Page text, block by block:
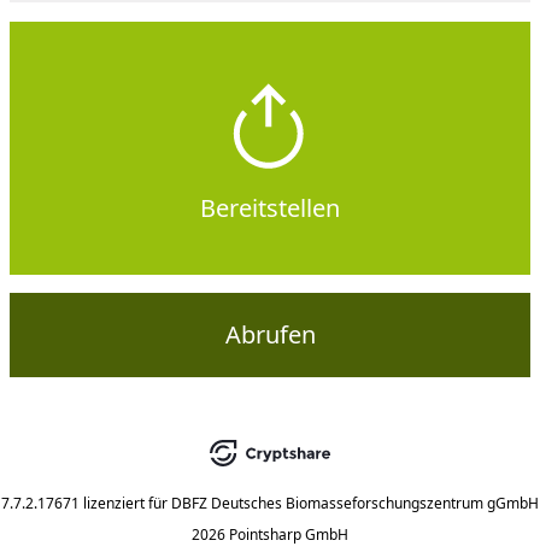
Bereitstellen
Abrufen
7.7.2.17671 lizenziert für DBFZ Deutsches Biomasseforschungszentrum gGmbH
2026 Pointsharp GmbH